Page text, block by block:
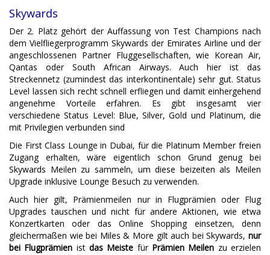
Skywards
Der 2. Platz gehört der Auffassung von Test Champions nach
dem Vielfliegerprogramm Skywards der Emirates Airline und der
angeschlossenen Partner Fluggesellschaften, wie Korean Air,
Qantas oder South African Airways. Auch hier ist das
Streckennetz (zumindest das interkontinentale) sehr gut. Status
Level lassen sich recht schnell erfliegen und damit einhergehend
angenehme Vorteile erfahren. Es gibt insgesamt vier
verschiedene Status Level: Blue, Silver, Gold und Platinum, die
mit Privilegien verbunden sind
Die First Class Lounge in Dubai, für die Platinum Member freien
Zugang erhalten, wäre eigentlich schon Grund genug bei
Skywards Meilen zu sammeln, um diese beizeiten als Meilen
Upgrade inklusive Lounge Besuch zu verwenden.
Auch hier gilt, Prämienmeilen nur in Flugprämien oder Flug
Upgrades tauschen und nicht für andere Aktionen, wie etwa
Konzertkarten oder das Online Shopping einsetzen, denn
gleichermaßen wie bei Miles & More gilt auch bei Skywards, nur
bei Flugprämien istdas Meiste fürPrämien Meilen zu erzielen